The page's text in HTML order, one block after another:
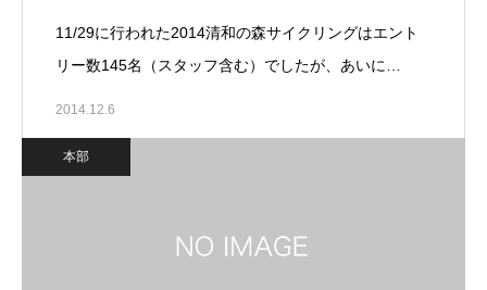
11/29に行われた2014清和の森サイクリングはエント
リー数145名（スタッフ含む）でしたが、あいに…
2014.12.6
本部